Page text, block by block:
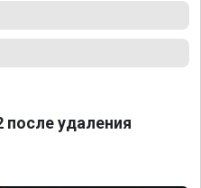
удаления